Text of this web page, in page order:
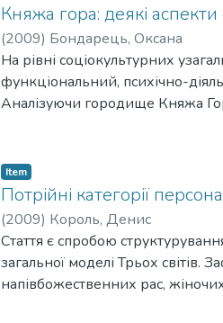
Княжа гора: деякі
(2009) Бондарець, Оксана
На рівні соціокультурних
функціональний, психічно-
Аналізуючи городище Княжа
Item
Потрійні категорії
(2009) Король, Денис
Стаття є спробою
загальної моделі Трьох світів.
напівбожественних рас,